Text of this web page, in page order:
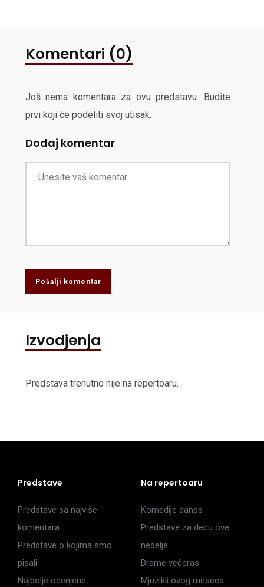
Komentari (0)
Još nema komentara za ovu predstavu. Budite
prvi koji će podeliti svoj utisak.
Dodaj komentar
Pošalji komentar
Izvodjenja
Predstava trenutno nije na repertoaru.
Predstave
Predstave sa najviše
komentara
Predstave o kojima smo
pisali
Najbolje ocenjene
Na repertoaru
Komedije danas
Predstave za decu ove
nedelje
Drame večeras
Mjuzikli ovog meseca